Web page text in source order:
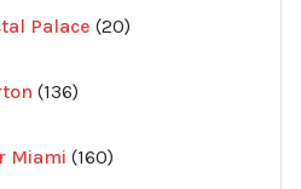
Palace 20
produkter
136
produkter
Miami 160
produkter